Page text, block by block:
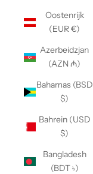
Oostenrijk
(EUR €)
Azerbeidzjan
(AZN ₼)
Bahamas (BSD
$)
Bahrein (USD
$)
Bangladesh
(BDT ৳)